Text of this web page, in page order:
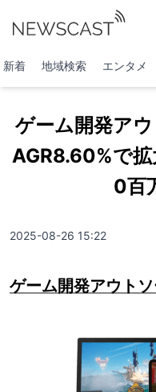
新着 地域検索 エンタメ
ゲーム開発ア
AGR8.60%で
0百
2025-08-26 15:22
ゲーム開発アウト